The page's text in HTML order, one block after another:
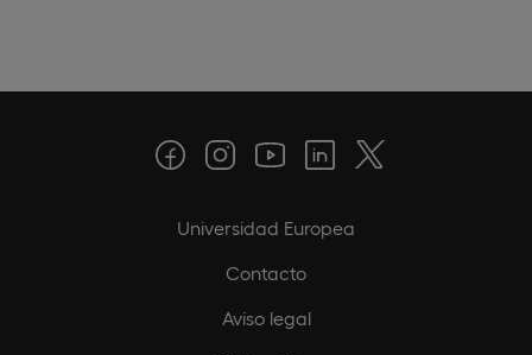
Universidad Europea
Contacto
Aviso legal